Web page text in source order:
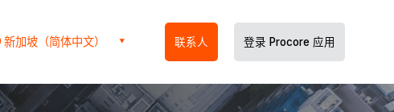
新加坡（简体中文） 联系人 登录 Procore 应用